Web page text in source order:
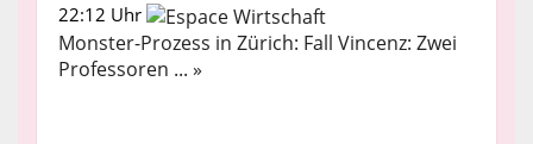
22:12 Uhr
Monster-Prozess in Zürich: Fall Vincenz: Zwei
Professoren ... »